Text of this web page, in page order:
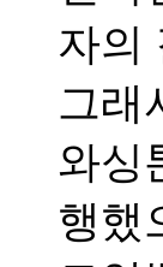
자의
그래
와싱
행했